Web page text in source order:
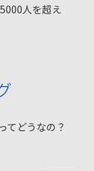
人を超え
てどうなの？